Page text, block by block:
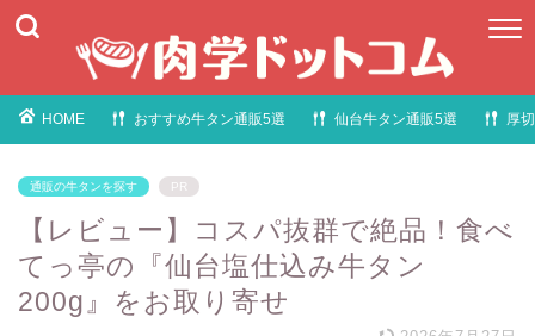
HOME おすすめ牛タン通販5選 仙台牛タン通販5選 厚
通販の牛タンを探す PR
【レビュー】コスパ抜群で絶品！食べ
てっ亭の『仙台塩仕込み牛タン
200g』をお取り寄せ